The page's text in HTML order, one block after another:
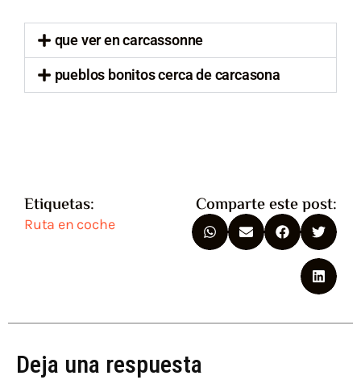
que ver en carcassonne
pueblos bonitos cerca de carcasona
Etiquetas:
Ruta en coche
Comparte este post:
Deja una respuesta